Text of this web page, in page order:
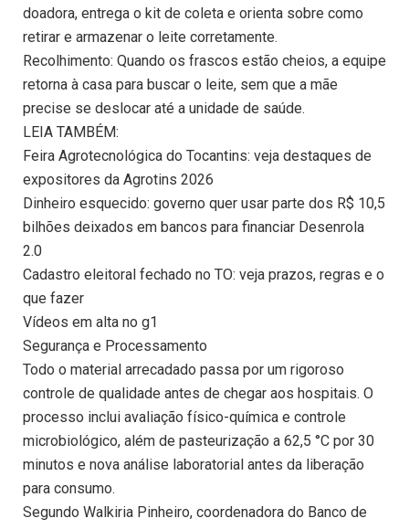
doadora, entrega o kit de coleta e orienta sobre como
retirar e armazenar o leite corretamente.
Recolhimento: Quando os frascos estão cheios, a equipe
retorna à casa para buscar o leite, sem que a mãe
precise se deslocar até a unidade de saúde.
LEIA TAMBÉM:
Feira Agrotecnológica do Tocantins: veja destaques de
expositores da Agrotins 2026
Dinheiro esquecido: governo quer usar parte dos R$ 10,5
bilhões deixados em bancos para financiar Desenrola
2.0
Cadastro eleitoral fechado no TO: veja prazos, regras e o
que fazer
Vídeos em alta no g1
Segurança e Processamento
Todo o material arrecadado passa por um rigoroso
controle de qualidade antes de chegar aos hospitais. O
processo inclui avaliação físico-química e controle
microbiológico, além de pasteurização a 62,5 °C por 30
minutos e nova análise laboratorial antes da liberação
para consumo.
Segundo Walkiria Pinheiro, coordenadora do Banco de